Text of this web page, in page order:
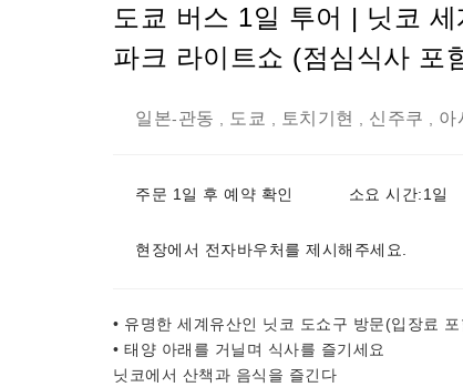
도쿄 버스 1일 투어 | 닛코
파크 라이트쇼 (점심식사 포
일본-관동 도쿄 토치기현 신주쿠 아
주문 1일 후 예약 확인 소요 시간:1일
현장에서 전자바우처를 제시해주세요.
• 유명한 세계유산인 닛코 도쇼구 방문(입장료 포
• 태양 아래를 거닐며 식사를 즐기세요
닛코에서 산책과 음식을 즐긴다